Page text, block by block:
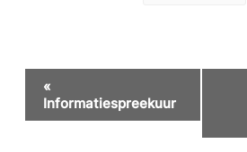
Evenement
Navigatie
«
Informatiespreekuur